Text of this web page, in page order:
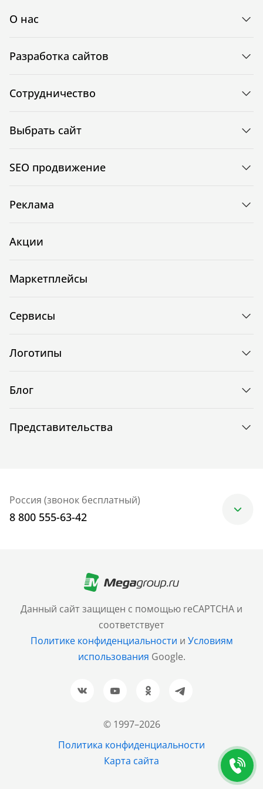
© 1997–2026
Политика конфиденциальности
Карта сайта
Данный сайт защищен с помощью reCAPTCHA и
соответствует
Политике конфиденциальности и Условиям
использования Google.
О нас
Разработка сайтов
Сотрудничество
Выбрать сайт
SEO продвижение
Реклама
Акции
Маркетплейсы
Сервисы
Логотипы
Блог
Представительства
Россия (звонок бесплатный)
8 800 555-63-42
+7 (499) 705-30-10
Санкт-Петербург
+7 (812) 600-77-33
Барнаул
+7 (961) 999-93-93
Новосибирск
+7 (843) 202-37-37